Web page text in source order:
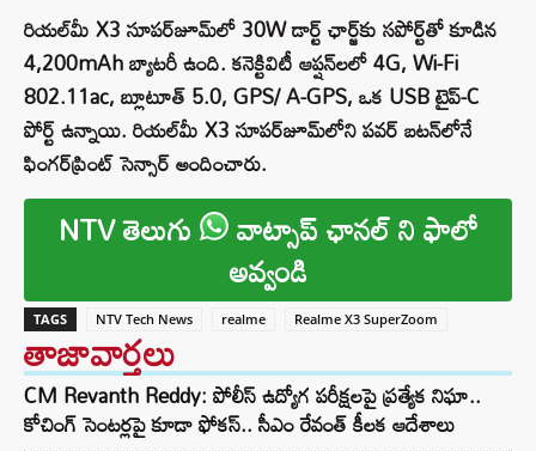
రియల్‌మీ X3 సూపర్‌జూమ్‌లో 30W డార్ట్ ఛార్జ్‌కు సపోర్ట్‌తో కూడిన
4,200mAh బ్యాటరీ ఉంది. కనెక్టివిటీ ఆప్షన్‌లలో 4G, Wi-Fi
802.11ac, బ్లూటూత్ 5.0, GPS/ A-GPS, ఒక USB టైప్-C
పోర్ట్ ఉన్నాయి. రియల్‌మీ X3 సూపర్‌జూమ్‌లోని పవర్ బటన్‌లోనే
ఫింగర్‌ప్రింట్ సెన్సార్ అందించారు.
NTV తెలుగు వాట్సాప్ ఛానల్ ని ఫాలో
అవ్వండి
TAGS NTV Tech News realme Realme X3 SuperZoom
తాజావార్తలు
CM Revanth Reddy: పోలీస్ ఉద్యోగ పరీక్షలపై ప్రత్యేక నిఘా..
కోచింగ్ సెంటర్లపై కూడా ఫోకస్.. సీఎం రేవంత్ కీలక ఆదేశాలు